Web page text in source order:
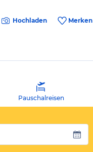
Hochladen Merken
Pauschalreisen